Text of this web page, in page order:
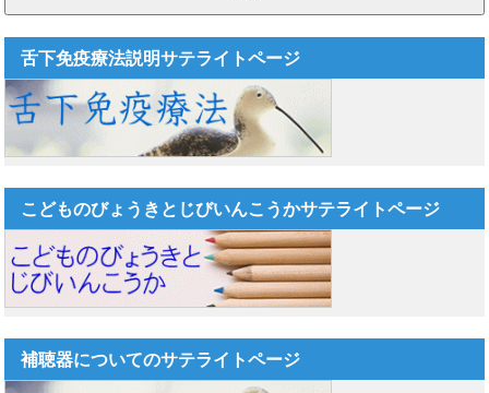
舌下免疫療法説明サテライトページ
こどものびょうきとじびいんこうかサテライトページ
補聴器についてのサテライトページ